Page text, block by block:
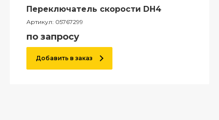
Переключатель скорости DH4
Артикул: 05767299
по запросу
Добавить в заказ